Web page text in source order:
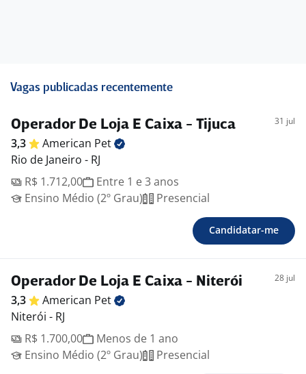
Vagas publicadas recentemente
Operador De Loja E Caixa - Tijuca 31 jul
3,3 American Pet
Rio de Janeiro - RJ
R$ 1.712,00
Entre 1 e 3 anos
Ensino Médio (2º Grau)
Presencial
Candidatar-me
Operador De Loja E Caixa - Niterói 28 jul
3,3 American Pet
Niterói - RJ
R$ 1.700,00
Menos de 1 ano
Ensino Médio (2º Grau)
Presencial